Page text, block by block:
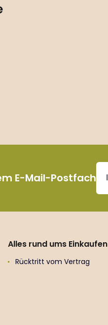
E-Mail-Postfach
Alles rund ums Einkaufen
Rücktritt vom Vertrag